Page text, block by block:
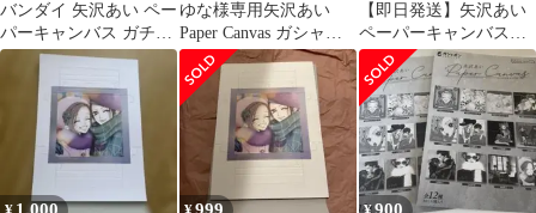
バンダイ 矢沢あい ペー
パーキャンバス ガチャ
ガチャ 天使なんかじゃ
ないB
ゆな様専用矢沢あい
Paper Canvas ガシャポ
ン 2種セット
【即日発送】矢沢あい
ペーパーキャンバス
NANA ご近所物語 2点
セット
1,000 999 900